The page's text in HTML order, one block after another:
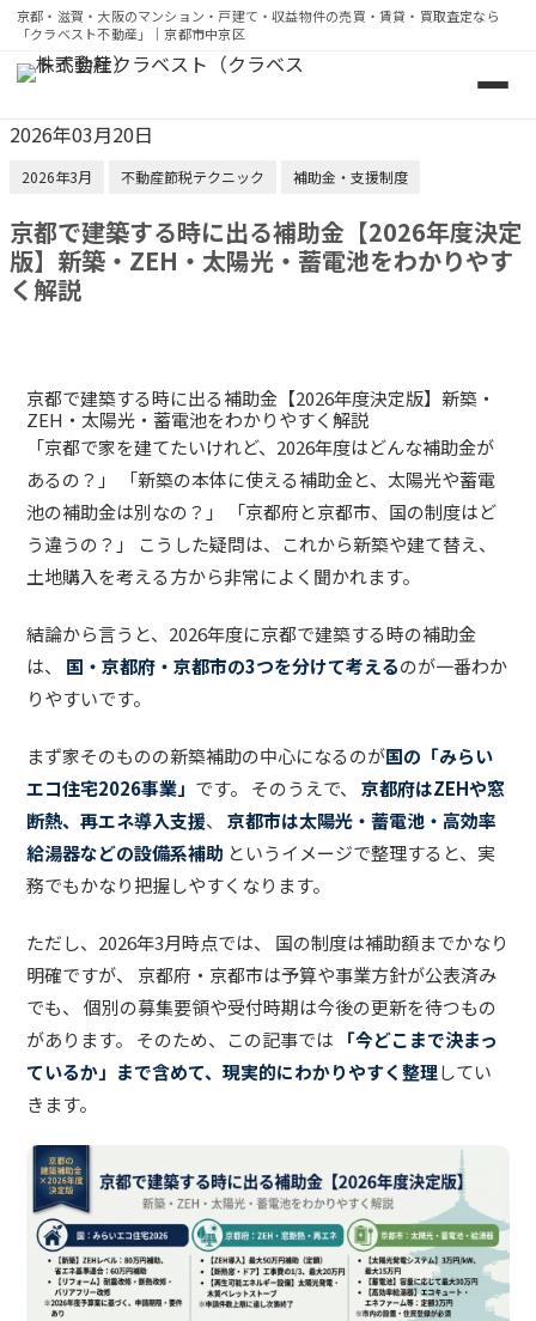
京都・滋賀・大阪のマンション・戸建て・収益物件の売買・賃貸・買取査定なら
「クラベスト不動産」｜京都市中京区
京都・滋賀・大阪のマンション・戸建て・収益物件の売
2026年03月20日
2026年3月 不動産節税テクニック 補助金・支援制度
京都で建築する時に出る補助金【2026年度決定
版】新築・ZEH・太陽光・蓄電池をわかりやす
く解説
京都で建築する時に出る補助金【2026年度決定版】新築・
ZEH・太陽光・蓄電池をわかりやすく解説
「京都で家を建てたいけれど、2026年度はどんな補助金が
あるの？」 「新築の本体に使える補助金と、太陽光や蓄電
池の補助金は別なの？」 「京都府と京都市、国の制度はど
う違うの？」 こうした疑問は、これから新築や建て替え、
土地購入を考える方から非常によく聞かれます。
結論から言うと、2026年度に京都で建築する時の補助金
は、 国・京都府・京都市の3つを分けて考えるのが一番わか
りやすいです。
まず家そのものの新築補助の中心になるのが国の「みらい
エコ住宅2026事業」 です。 そのうえで、京都府はZEHや窓
断熱、再エネ導入支援、京都市は太陽光・蓄電池・高効率
給湯器などの設備系補助 というイメージで整理すると、実
務でもかなり把握しやすくなります。
ただし、2026年3月時点では、 国の制度は補助額までかなり
明確ですが、 京都府・京都市は予算や事業方針が公表済み
でも、 個別の募集要領や受付時期は今後の更新を待つもの
があります。 そのため、この記事では
「今どこまで決まっ
ているか」まで含めて、現実的にわかりやすく整理してい
きます。